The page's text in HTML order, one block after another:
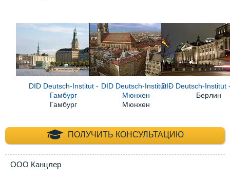
DID Deutsch-Institut -
Гамбург
Гамбург
DID Deutsch-Institut -
Мюнхен
Мюнхен
DID Deutsch-Institut
Берлин
ПОЛУЧИТЬ КОНСУЛЬТАЦИЮ
+7 (495) 660-35-
ООО Канцлер